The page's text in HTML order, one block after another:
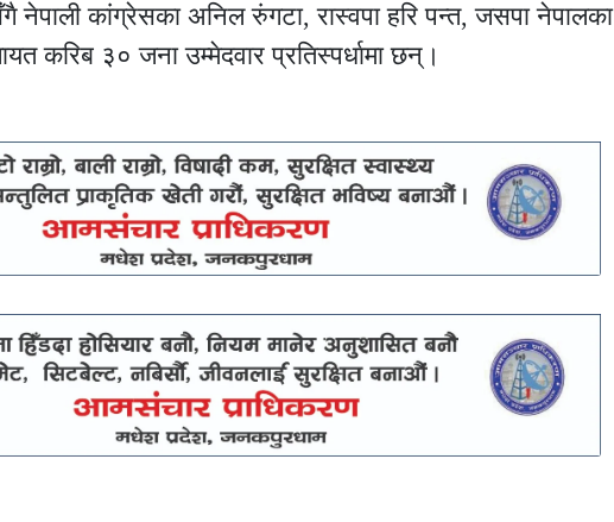
नेपाली कांग्रेसका अनिल रुंगटा, रास्वपा हरि पन्त, जसपा नेपालका
करिब ३० जना उम्मेदवार प्रतिस्पर्धामा छन्।